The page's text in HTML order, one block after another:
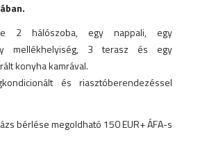
2 hálószoba, egy nappali, egy
mellékhelyiség, 3 terasz és egy
konyha kamrával.
és riasztóberendezéssel
bérlése megoldható 150 EUR+ ÁFA-s